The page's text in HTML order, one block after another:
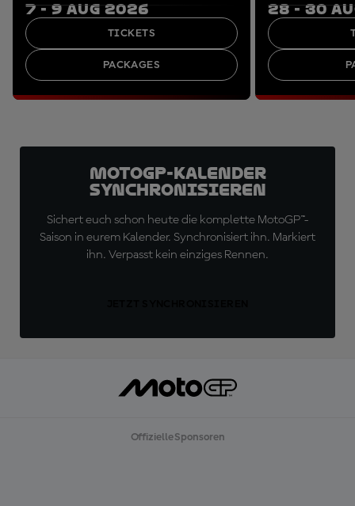
7 - 9 AUG 2026
TICKETS
PACKAGES
28 - 30
MotoGP-Kalender
synchronisieren
Sichert euch schon heute die komplette MotoGP™-
Saison in eurem Kalender. Synchronisiert ihn. Markiert
ihn. Verpasst kein einziges Rennen.
Offizielle Sponsoren